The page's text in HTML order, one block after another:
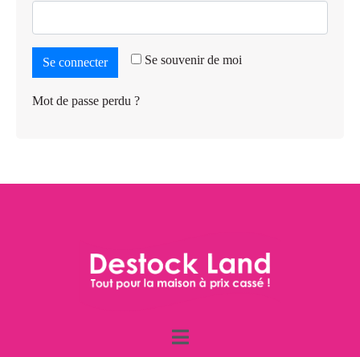
Se souvenir de moi
Se connecter
Mot de passe perdu ?